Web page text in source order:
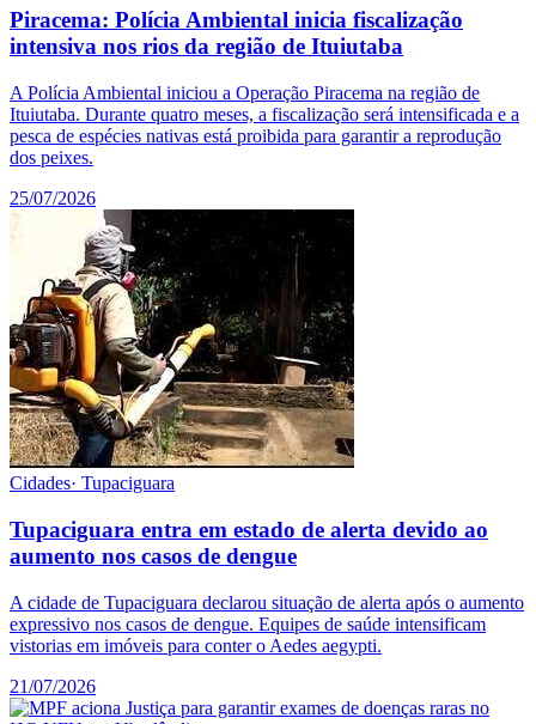
Piracema: Polícia Ambiental inicia fiscalização
intensiva nos rios da região de Ituiutaba
A Polícia Ambiental iniciou a Operação Piracema na região de
Ituiutaba. Durante quatro meses, a fiscalização será intensificada e a
pesca de espécies nativas está proibida para garantir a reprodução
dos peixes.
25/07/2026
Cidades· Tupaciguara
Tupaciguara entra em estado de alerta devido ao
aumento nos casos de dengue
A cidade de Tupaciguara declarou situação de alerta após o aumento
expressivo nos casos de dengue. Equipes de saúde intensificam
vistorias em imóveis para conter o Aedes aegypti.
21/07/2026